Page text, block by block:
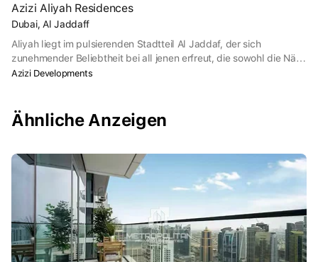
Azizi Aliyah Residences
Dubai, Al Jaddaff
Aliyah liegt im pulsierenden Stadtteil Al Jaddaf, der sich
zunehmender Beliebtheit bei all jenen erfreut, die sowohl die Nähe
zum lebhaften Stadtzentrum als auch zur inspirierenden
Anlage nur wenige Minuten vom berühmten Ras Al Khor Wildlife
Sanctuary entfernt. Die Bewohner von Aliyah können in die
Annehmlichkeiten des modernen Stadtlebens genießen.
Azizi Developments
Ähnliche Anzeigen